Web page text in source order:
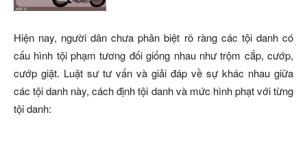
Hiện nay, người dân chưa phân biệt rõ ràng các tội danh có
cấu hình tội phạm tương đối giống nhau như trộm cắp, cướp,
cướp giật. Luật sư tư vấn và giải đáp về sự khác nhau giữa
các tội danh này, cách định tội danh và mức hình phạt với từng
tội danh: